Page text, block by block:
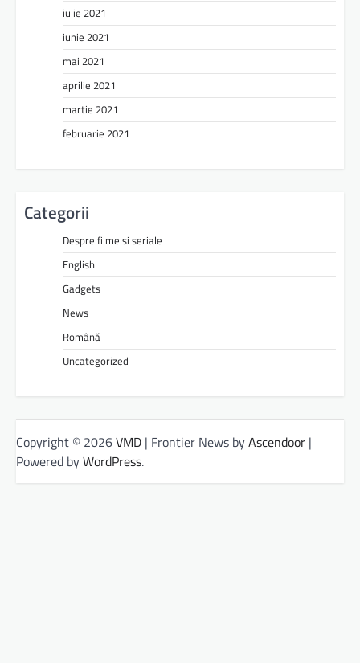
iulie 2021
iunie 2021
mai 2021
aprilie 2021
martie 2021
februarie 2021
Categorii
Despre filme si seriale
English
Gadgets
News
Română
Uncategorized
Copyright © 2026VMD | Frontier News byAscendoor |
Powered byWordPress.